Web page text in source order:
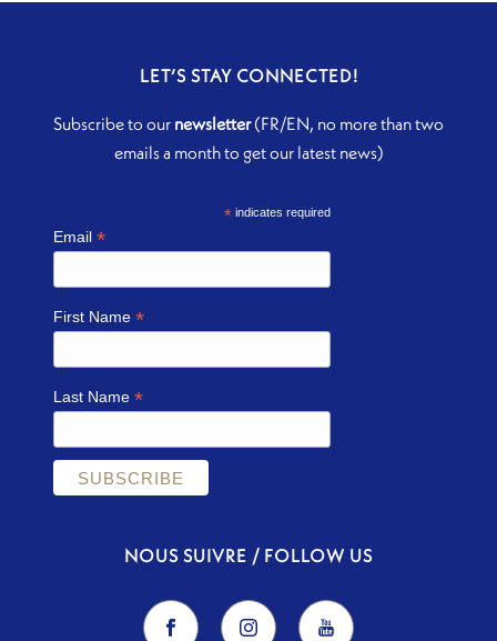
LET’S STAY CONNECTED!
Subscribe to our newsletter(FR/EN, no more than two
emails a month to get our latest news)
*indicates required
Email*
First Name*
Last Name*
NOUS SUIVRE / FOLLOW US